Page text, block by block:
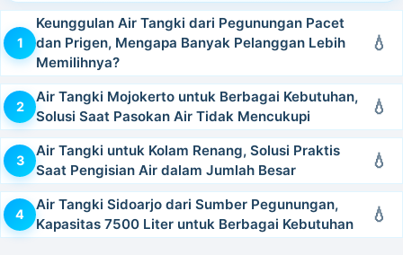
Keunggulan Air Tangki dari Pegunungan Pacet
dan Prigen, Mengapa Banyak Pelanggan Lebih
Memilihnya?
Air Tangki Mojokerto untuk Berbagai Kebutuhan,
Solusi Saat Pasokan Air Tidak Mencukupi
Air Tangki untuk Kolam Renang, Solusi Praktis
Saat Pengisian Air dalam Jumlah Besar
Air Tangki Sidoarjo dari Sumber Pegunungan,
Kapasitas 7500 Liter untuk Berbagai Kebutuhan